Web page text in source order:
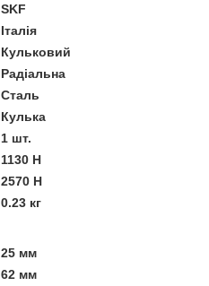
SKF
Італія
Кульковий
Радіальна
Сталь
Кулька
1 шт.
1130 Н
2570 Н
0.23 кг
25 мм
62 мм